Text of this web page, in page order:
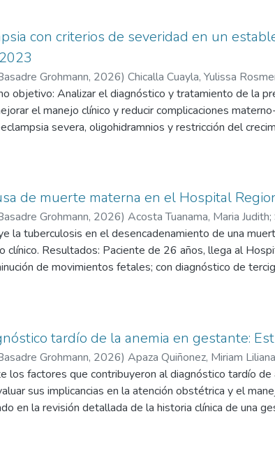
sangrado vaginal y pérdida de líquido amniótico en
Hospital Hipólito Unanue de Tacna es evaluada por
por anestesiólogo ya que será preparada de
g, con presencia de líquido meconial, con
evidenciaron la existencia de alteración
importantes. Una vez detectada la alteracion del
condiciones de vida.
con criterios de severidad en un
Grohmann, 2026) Chicalla Cuayla, Yulissa
objetivo: Analizar el diagnóstico y tratamiento de la
el manejo clínico y reducir complicaciones
severa, oligohidramnios y restricción del
Resultado: El diagnóstico temprano y la
con un manejo multidisciplinario y protocolizado es
de muerte materna en el Hospital
Grohmann, 2026) Acosta Tuanama, Maria Judith;
la tuberculosis en el desencadenamiento de una
clínico. Resultados: Paciente de 26 años, llega al
de movimientos fetales; con diagnóstico de
recibiendo tratamiento antituberculoso,
tratamiento y complicándose con una infección
tardío de la anemia en gestante:
Grohmann, 2026) Apaza Quiñonez, Miriam Liliana
los factores que contribuyeron al diagnóstico tardío
sus implicancias en la atención obstétrica y el
en la revisión detallada de la historia clínica de una
clínica al ingreso, la evolución intraparto, los